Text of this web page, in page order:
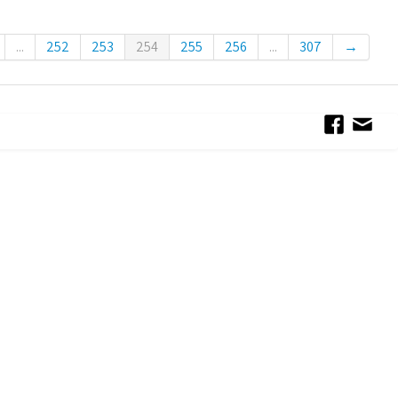
... 252 253 254 255 256 ... 307 →